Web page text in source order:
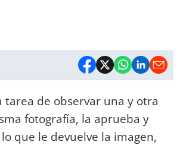
tarea de observar una y otra
fotografía, la aprueba y
que le devuelve la imagen,